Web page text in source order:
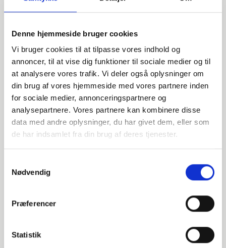
Denne hjemmeside bruger cookies
Vi bruger cookies til at tilpasse vores indhold og
annoncer, til at vise dig funktioner til sociale medier og til
at analysere vores trafik. Vi deler også oplysninger om
din brug af vores hjemmeside med vores partnere inden
for sociale medier, annonceringspartnere og
analysepartnere. Vores partnere kan kombinere disse
data med andre oplysninger, du har givet dem, eller som
de har indsamlet fra din brug af deres tjenester.
Nødvendig
Præferencer
Statistik
Har du spørgsmål?
Vi står klar til at hjælpe med spørgsmål om produkter,
service eller andet. Kontakt os for professionel rådgivning
og sparring.